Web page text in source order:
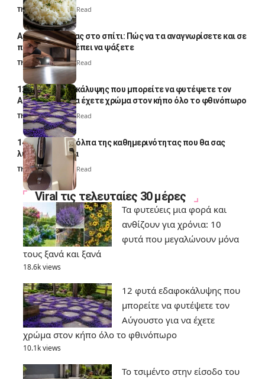
Thali Ombre4 Min Read
Αυγά κατσαρίδας στο σπίτι: Πώς να τα αναγνωρίσετε και σε
ποια σημεία πρέπει να ψάξετε
Thali Ombre4 Min Read
12 φυτά εδαφοκάλυψης που μπορείτε να φυτέψετε τον
Αύγουστο για να έχετε χρώμα στον κήπο όλο το φθινόπωρο
Thali Ombre7 Min Read
14 πανέξυπνα κόλπα της καθημερινότητας που θα σας
λύσουν τα χέρια
Thali Ombre 6 Min Read
Viral τις τελευταίες 30 μέρες
Τα φυτεύεις μια φορά και
ανθίζουν για χρόνια: 10
φυτά που μεγαλώνουν μόνα
τους ξανά και ξανά
18.6k views
12 φυτά εδαφοκάλυψης που
μπορείτε να φυτέψετε τον
Αύγουστο για να έχετε
χρώμα στον κήπο όλο το φθινόπωρο
10.1k views
Το τσιμέντο στην είσοδο του